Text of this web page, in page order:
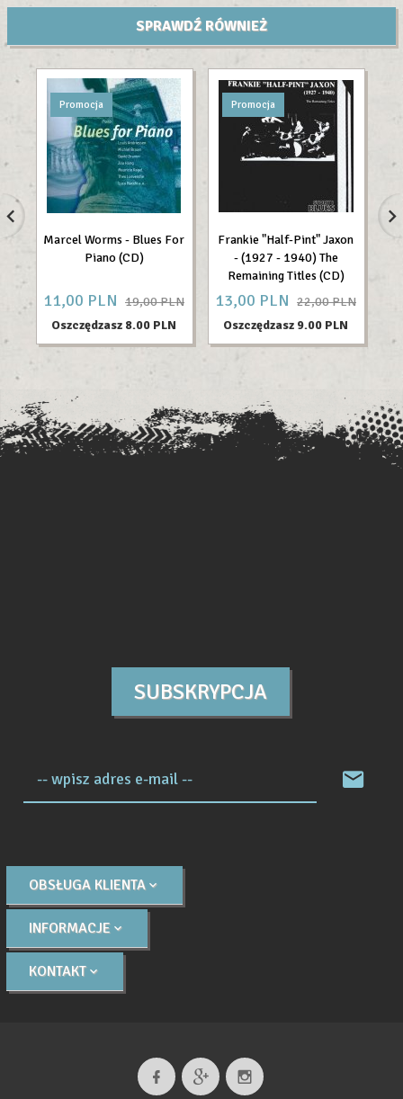
SPRAWDŹ RÓWNIEŻ
Promocja
Marcel Worms - Blues For
Piano (CD)
11,00 PLN 19,00 PLN
Oszczędzasz 8.00 PLN
Promocja
Frankie "Half-Pint" Jaxon
- (1927 - 1940) The
Remaining Titles (CD)
13,00 PLN 22,00 PLN
Oszczędzasz 9.00 PLN
SUBSKRYPCJA
-- wpisz adres e-mail --
OBSŁUGA KLIENTA
INFORMACJE
KONTAKT